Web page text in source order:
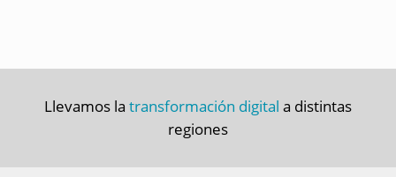
Llevamos la transformación digital a distintas
regiones